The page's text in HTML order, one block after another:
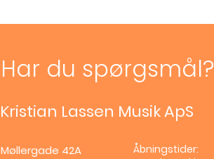
Har du spørgsmål?
Kristian Lassen Musik ApS
Møllergade 42A
Åbningstider: